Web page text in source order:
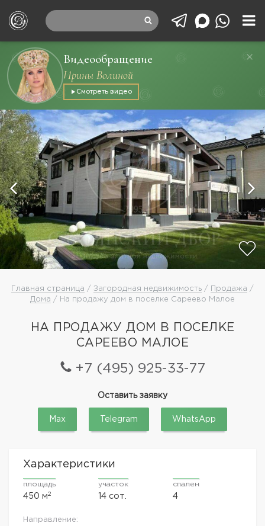
Видеообращение
Ирины Волиной
Смотреть видео
Главная страница / Загородная недвижимость / Продажа /
Дома / На продажу дом в поселке Сареево Малое
НА ПРОДАЖУ ДОМ В ПОСЕЛКЕ
САРЕЕВО МАЛОЕ
+7 (495) 925-33-77
Оставить заявку
Max Telegram WhatsApp
Характеристики
площадь
450 м2
участок
14 сот.
спален
4
Направление: